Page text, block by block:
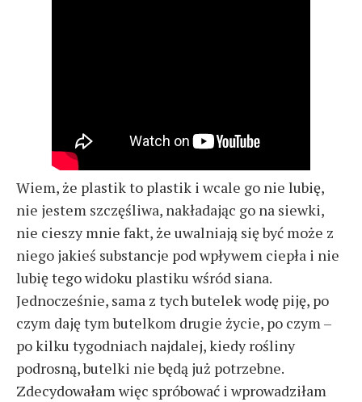
Wiem, że plastik to plastik i wcale go nie lubię,
nie jestem szczęśliwa, nakładając go na siewki,
nie cieszy mnie fakt, że uwalniają się być może z
niego jakieś substancje pod wpływem ciepła i nie
lubię tego widoku plastiku wśród siana.
Jednocześnie, sama z tych butelek wodę piję, po
czym daję tym butelkom drugie życie, po czym –
po kilku tygodniach najdalej, kiedy rośliny
podrosną, butelki nie będą już potrzebne.
Zdecydowałam więc spróbować i wprowadziłam